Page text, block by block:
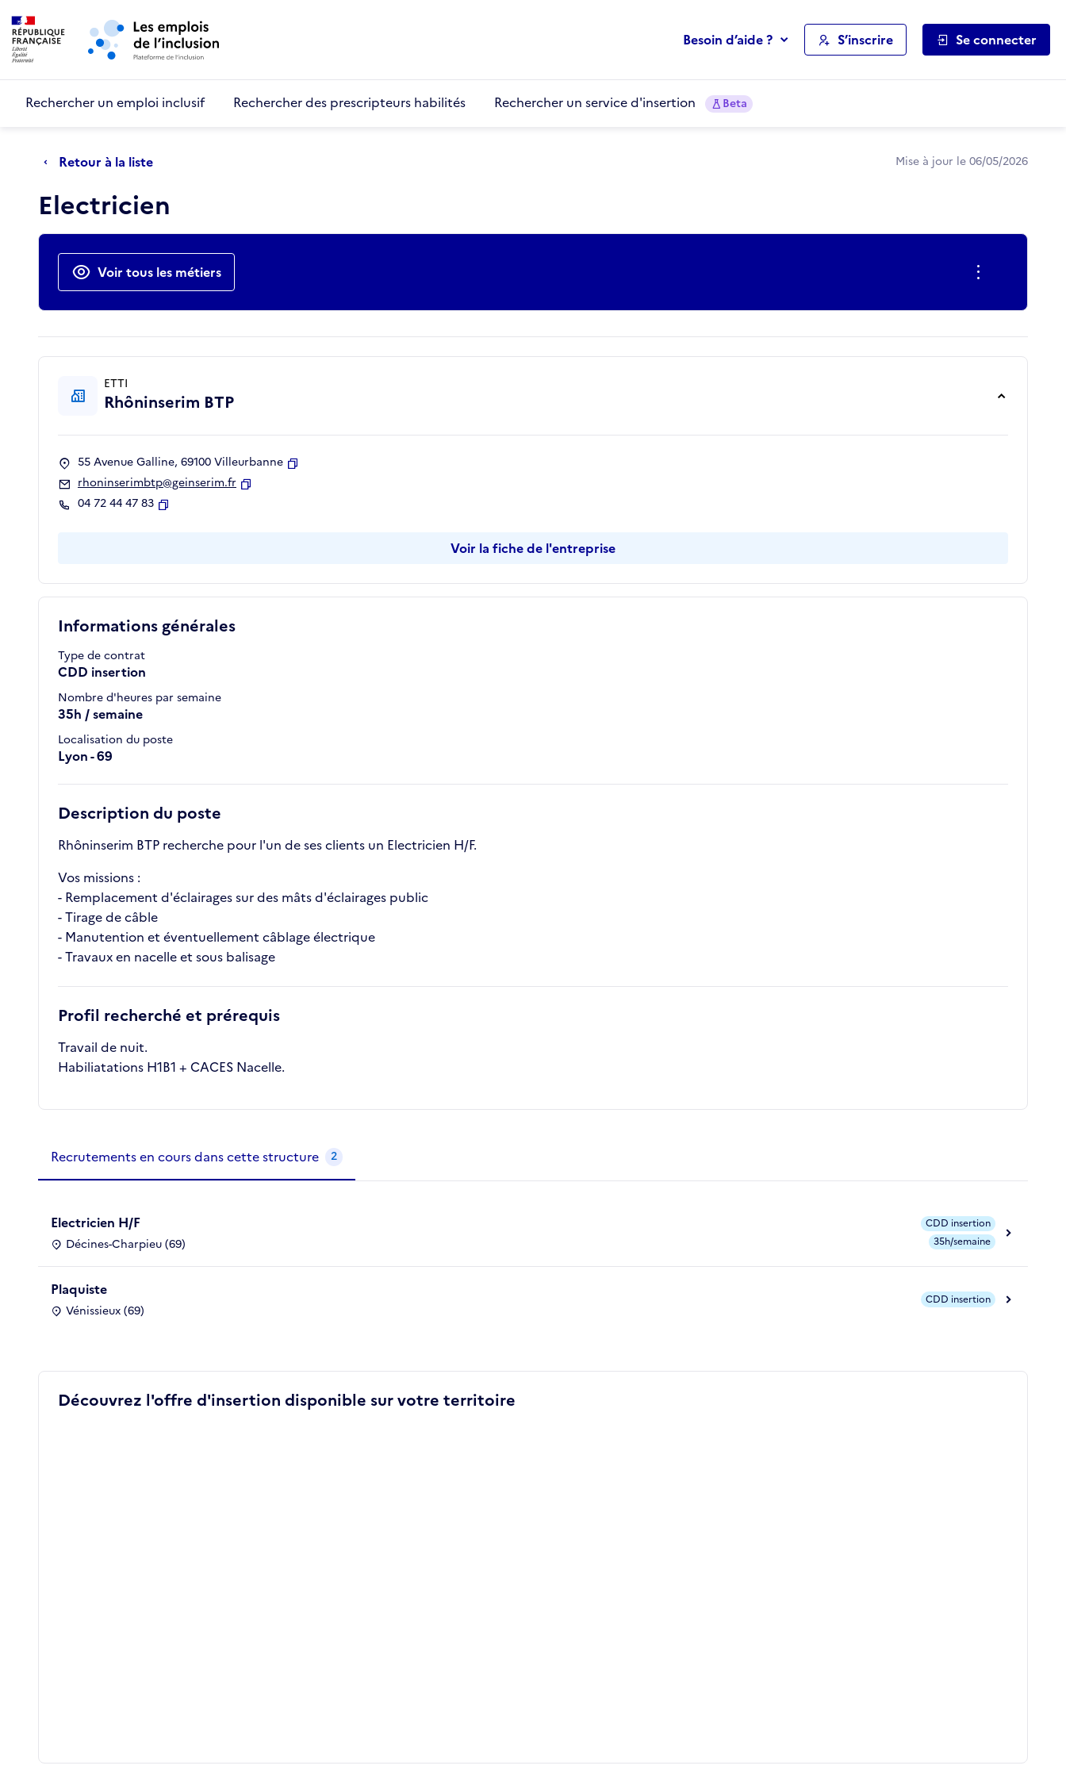
Aller au menu principal
Besoin d’aide ? S’inscrire Se connecter
Rechercher un emploi inclusif Rechercher des prescripteurs habilités Rechercher un service d'insertion Beta
Retour à la liste Mise à jour le 06/05/2026
Electricien
Actions rapides
Voir tous les métiers
Informations générales
Type de contrat
CDD insertion
Nombre d'heures par semaine
35h / semaine
Localisation du poste
Lyon - 69
Description du poste
Rhôninserim BTP recherche pour l'un de ses clients un Electricien H/F.
Vos missions :
- Remplacement d'éclairages sur des mâts d'éclairages public
- Tirage de câble
- Manutention et éventuellement câblage électrique
- Travaux en nacelle et sous balisage
Profil recherché et prérequis
Travail de nuit.
Habiliatations H1B1 + CACES Nacelle.
ETTI
Rhôninserim BTP
55 Avenue Galline, 69100 Villeurbanne
rhoninserimbtp@geinserim.fr
04 72 44 47 83
Voir la fiche de l'entreprise
Recrutements de la structure
Recrutements en cours dans cette structure 2
Electricien H/F
Décines-Charpieu (69)
CDD insertion
35h/semaine
Plaquiste
Vénissieux (69)
CDD insertion
Découvrez l'offre d'insertion disponible sur votre territoire